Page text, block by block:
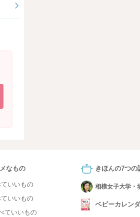
なもの
いいもの
いいもの
ていいもの
きほんの7つの
相模女子大学・
ベビーカレン